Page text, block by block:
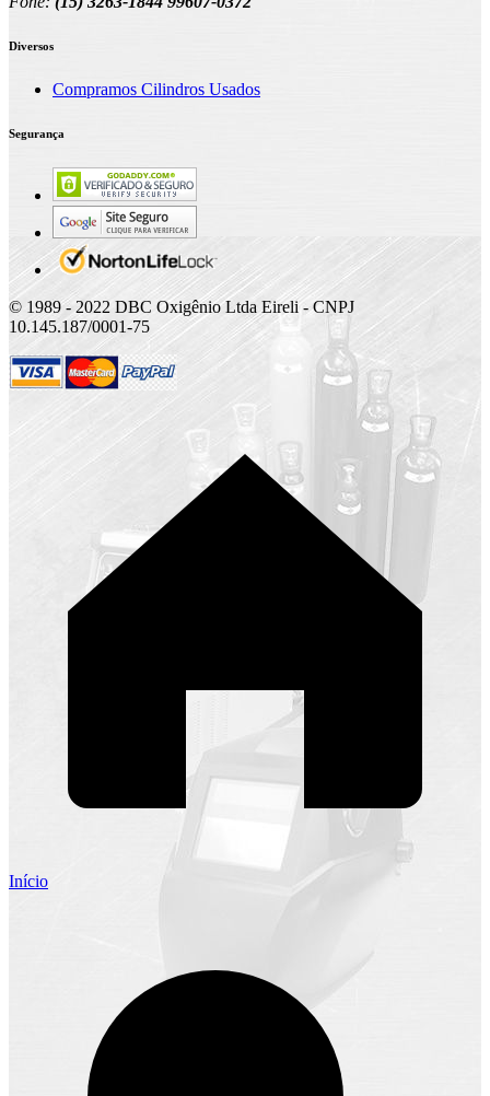
Diversos
Compramos Cilindros Usados
Segurança
© 1989 - 2022 DBC Oxigênio Ltda Eireli - CNPJ
10.145.187/0001-75
Início